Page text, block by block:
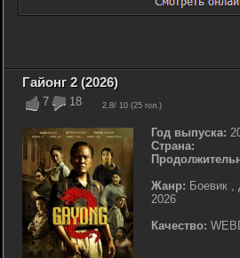
7 18 2.8/ 10 (25 гол.)
Гайонг 2 (2026)
Год выпуска:
Страна:
Жанр: Боевик ,
2026
Качество: